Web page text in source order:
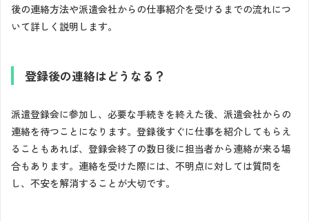
後の連絡方法や派遣会社からの仕事紹介を受けるまでの流れにつ
いて詳しく説明します。
登録後の連絡はどうなる？
派遣登録会に参加し、必要な手続きを終えた後、派遣会社からの
連絡を待つことになります。登録後すぐに仕事を紹介してもらえ
ることもあれば、登録会終了の数日後に担当者から連絡が来る場
合もあります。連絡を受けた際には、不明点に対しては質問を
し、不安を解消することが大切です。